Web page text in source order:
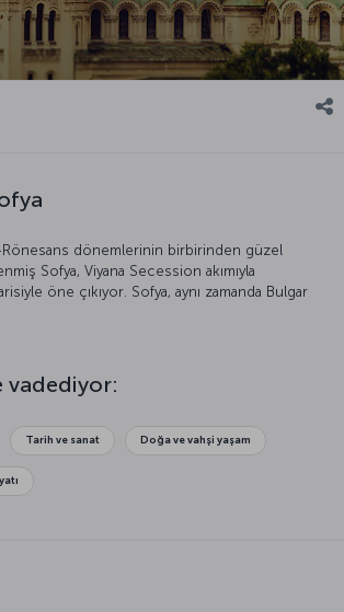
dönemlerinin birbirinden güzel
Sofya, Viyana Secession akımıyla
öne çıkıyor. Sofya, aynı zamanda Bulgar
vadediyor:
Tarih ve sanat Doğa ve vahşi yaşam